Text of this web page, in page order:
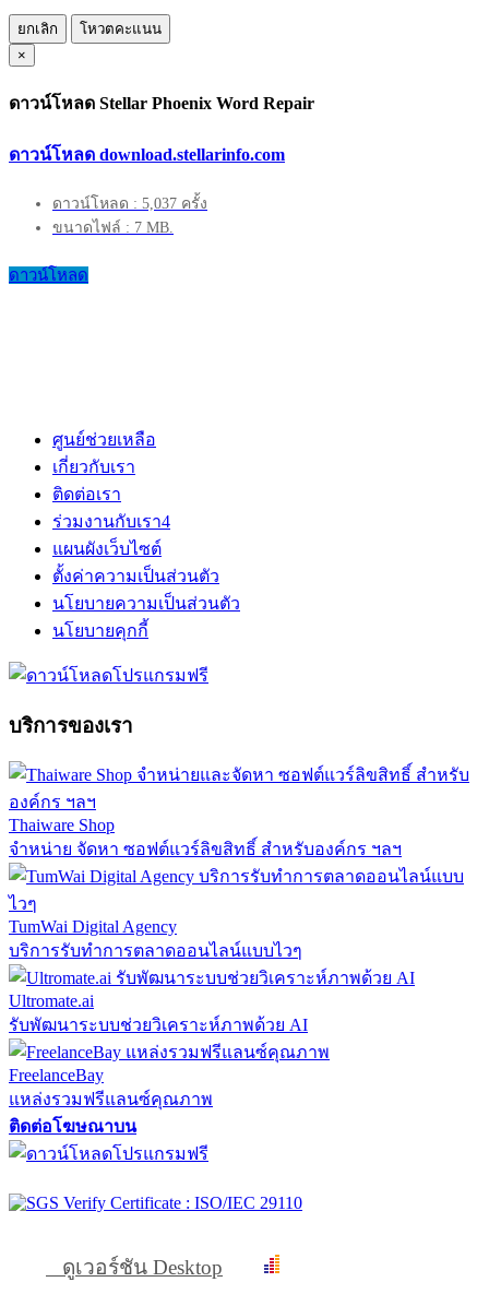
ยกเลิก
โหวตคะแนน
×
ดาวน์โหลด Stellar Phoenix Word Repair
ดาวน์โหลด download.stellarinfo.com
ดาวน์โหลด : 5,037 ครั้ง
ขนาดไฟล์ : 7 MB.
ดาวน์โหลด
ศูนย์ช่วยเหลือ
เกี่ยวกับเรา
ติดต่อเรา
ร่วมงานกับเรา4
แผนผังเว็บไซต์
ตั้งค่าความเป็นส่วนตัว
นโยบายความเป็นส่วนตัว
นโยบายคุกกี้
บริการของเรา
Thaiware Shop
จำหน่าย จัดหา ซอฟต์แวร์ลิขสิทธิ์ สำหรับองค์กร ฯลฯ
TumWai Digital Agency
บริการรับทำการตลาดออนไลน์แบบไวๆ
Ultromate.ai
รับพัฒนาระบบช่วยวิเคราะห์ภาพด้วย AI
FreelanceBay
แหล่งรวมฟรีแลนซ์คุณภาพ
ติดต่อโฆษณาบน
ดูเวอร์ชัน Desktop